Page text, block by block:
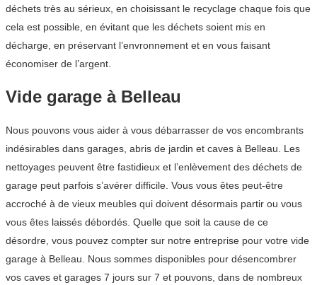
déchets très au sérieux, en choisissant le recyclage chaque fois que
cela est possible, en évitant que les déchets soient mis en
décharge, en préservant l’envronnement et en vous faisant
économiser de l’argent.
Vide garage à Belleau
Nous pouvons vous aider à vous débarrasser de vos encombrants
indésirables dans garages, abris de jardin et caves à Belleau. Les
nettoyages peuvent être fastidieux et l’enlèvement des déchets de
garage peut parfois s’avérer difficile. Vous vous êtes peut-être
accroché à de vieux meubles qui doivent désormais partir ou vous
vous êtes laissés débordés. Quelle que soit la cause de ce
désordre, vous pouvez compter sur notre entreprise pour votre vide
garage à Belleau. Nous sommes disponibles pour désencombrer
vos caves et garages 7 jours sur 7 et pouvons, dans de nombreux